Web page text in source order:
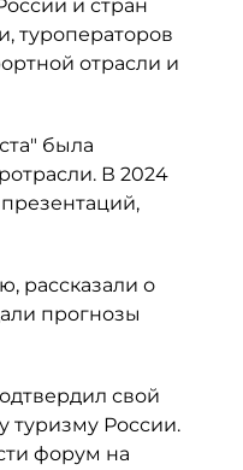
и стран
туроператоров
отрасли и
была
В 2024
рассказали о
прогнозы
свой
туризму России.
форум на